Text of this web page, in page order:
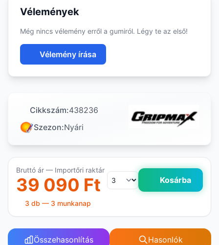
Vélemények
Még nincs vélemény erről a gumiról. Légy te az első!
Vélemény írása
Cikkszám:438236
Szezon:Nyári
Bruttó ár — Importőri raktár
39 090 Ft Kosárba
3 db — 3 munkanap
Összehasonlítás Hasonlók